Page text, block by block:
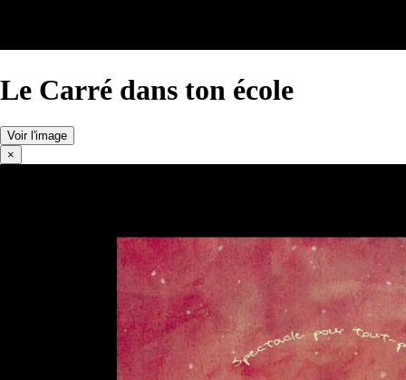
Le Carré dans ton école
Voir l'image
×